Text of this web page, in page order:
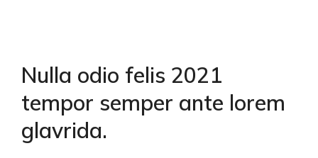
Nulla odio felis 2021
tempor semper ante lorem
glavrida.